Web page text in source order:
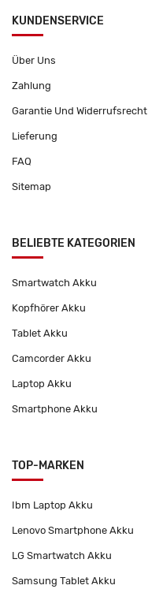
KUNDENSERVICE
Über Uns
Zahlung
Garantie Und Widerrufsrecht
Lieferung
FAQ
Sitemap
BELIEBTE KATEGORIEN
Smartwatch Akku
Kopfhörer Akku
Tablet Akku
Camcorder Akku
Laptop Akku
Smartphone Akku
TOP-MARKEN
Ibm Laptop Akku
Lenovo Smartphone Akku
LG Smartwatch Akku
Samsung Tablet Akku